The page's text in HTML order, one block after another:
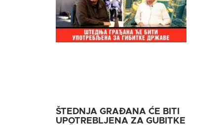
ŠTEDNJA GRAĐANA ĆE BITI
UPOTREBLJENA ZA GUBITKE